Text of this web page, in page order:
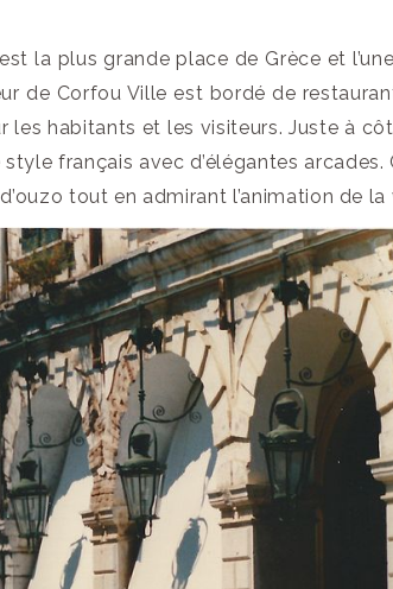
la plus grande place de Grèce et
de Corfou Ville est bordé de
les habitants et les visiteurs. Juste à
français avec d’élégantes arcades.
tout en admirant l’animation de la